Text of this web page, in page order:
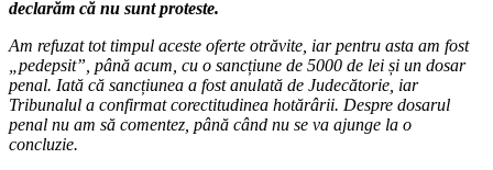
declarăm că nu sunt proteste.
Am refuzat tot timpul aceste oferte otrăvite, iar pentru asta am fost
„pedepsit”, până acum, cu o sancțiune de 5000 de lei și un dosar
penal. Iată că sancțiunea a fost anulată de Judecătorie, iar
Tribunalul a confirmat corectitudinea hotărârii. Despre dosarul
penal nu am să comentez, până când nu se va ajunge la o
concluzie.